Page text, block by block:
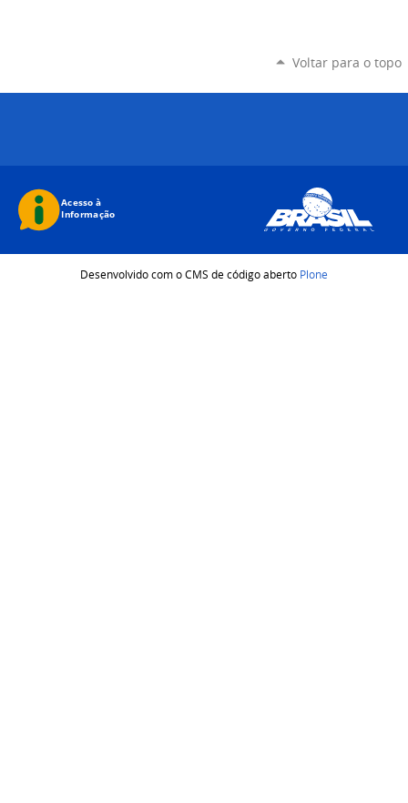
Voltar para o topo
Desenvolvido com o CMS de código aberto Plone